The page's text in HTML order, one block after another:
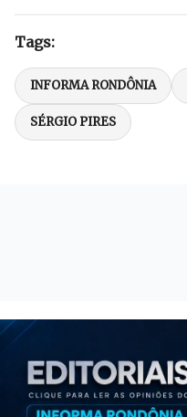
Tags:
INFORMA RONDÔNIA
SÉRGIO PIRES